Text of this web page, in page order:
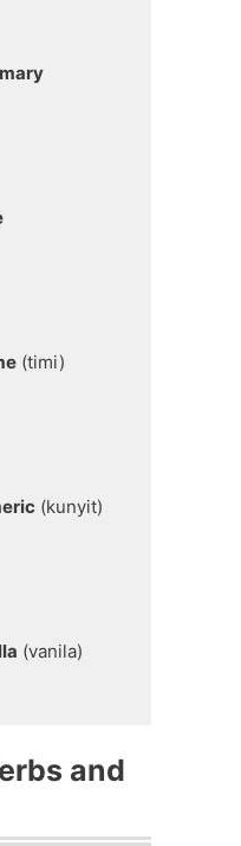
(timi)
(kunyit)
(vanila)
and